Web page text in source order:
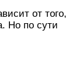
от того,
Но по сути